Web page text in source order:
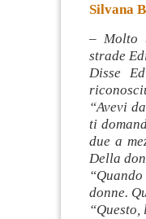
Silvana
– Molto
strade
Disse
“Avevi
ti
due a
Della
donne.
“Questo,